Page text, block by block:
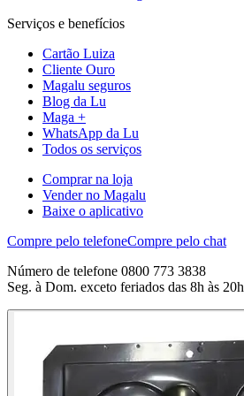
Serviços e benefícios
Cartão Luiza
Cliente Ouro
Magalu seguros
Blog da Lu
Maga +
WhatsApp da Lu
Todos os serviços
Comprar na loja
Vender no Magalu
Baixe o aplicativo
Compre pelo telefoneCompre pelo chat
Número de telefone 0800 773 3838
Seg. à Dom. exceto feriados das 8h às 20h